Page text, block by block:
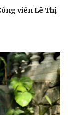
viên Lê Thị